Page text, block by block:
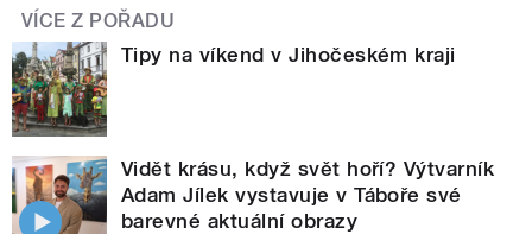
VÍCE Z POŘADU
Tipy na víkend v Jihočeském kraji
Vidět krásu, když svět hoří? Výtvarník
Adam Jílek vystavuje v Táboře své
barevné aktuální obrazy